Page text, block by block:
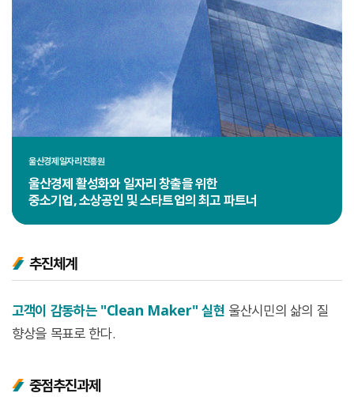
울산경제일자리진흥원
울산경제 활성화와 일자리 창출을 위한
중소기업, 소상공인 및 스타트업의 최고 파트너
추진체계
고객이 감동하는 "Clean Maker" 실현 울산시민의 삶의 질
향상을 목표로 한다.
중점추진과제